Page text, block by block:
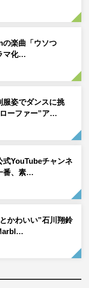
精一杯頑張りま
として、パンツが
ぷり伝えていきま
2人がどんな宣伝活
にて更新され
下記に掲載。
楽曲「ウソつ
マ化…
服姿でダンスに挑
ーファー”ア…
式YouTubeチャンネ
番、素…
かわいい”石川翔鈴